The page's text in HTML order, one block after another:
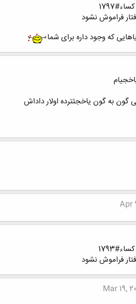
فراموش نشود
که وجود داره برای شما
گون به گون یاخجئترده اولار داداش
Apr
فراموش نشود
Mar 19,